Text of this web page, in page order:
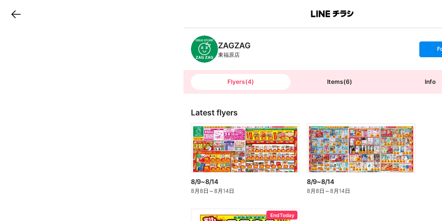
B
n
c
h
T
ZAGZAG
東福原店
s
t
o
Flyers(4) Items(6) Info
Latest flyers
8/9~8/14
8月8日 ～8月14日
8/9~8/14
8月8日 ～8月14日
End Today